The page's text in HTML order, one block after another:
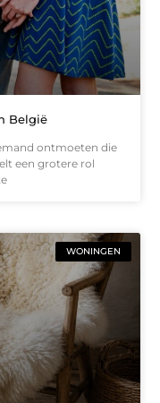
België
ontmoeten die
een grotere rol
WONINGEN